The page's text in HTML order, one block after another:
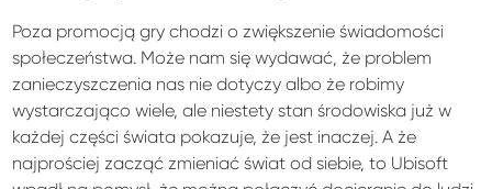
Poza promocją gry chodzi o zwiększenie świadomości
społeczeństwa. Może nam się wydawać, że problem
zanieczyszczenia nas nie dotyczy albo że robimy
wystarczająco wiele, ale niestety stan środowiska już w
każdej części świata pokazuje, że jest inaczej. A że
najprościej zacząć zmieniać świat od siebie, to Ubisoft